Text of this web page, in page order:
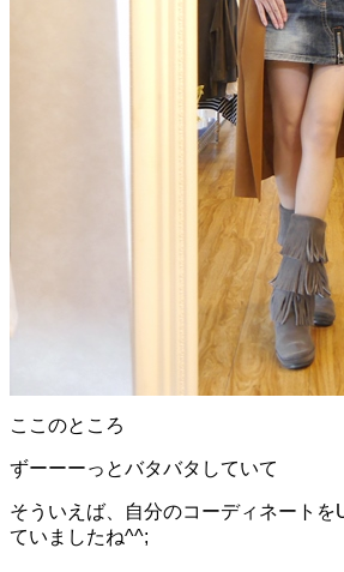
ここのところ
ずーーーっとバタバタしていて
そういえば、自分のコーディネート
ていましたね^^;